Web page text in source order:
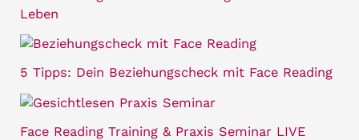
Leben
5 Tipps: Dein Beziehungscheck mit Face Reading
Face Reading Training & Praxis Seminar LIVE